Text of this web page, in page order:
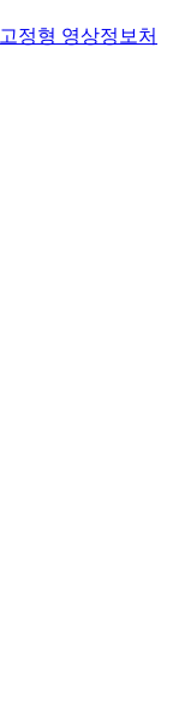
정형 영상정보처